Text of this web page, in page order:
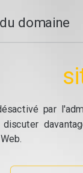
domaine
par
discuter